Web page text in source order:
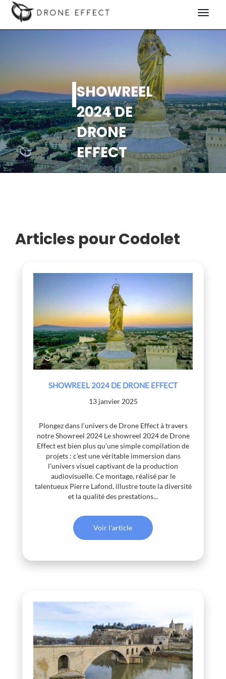
Toggle
SHOWREEL
2024 DE
DRONE
EFFECT
Articles pour Codolet
SHOWREEL 2024 DE DRONE EFFECT
13 janvier 2025
Plongez dans l’univers de Drone Effect à travers
notre Showreel 2024 Le showreel 2024 de Drone
Effect est bien plus qu’une simple compilation de
projets : c’est une véritable immersion dans
l’univers visuel captivant de la production
audiovisuelle. Ce montage, réalisé par le
talentueux Pierre Lafond, illustre toute la diversité
et la qualité des prestations...
Voir l'article